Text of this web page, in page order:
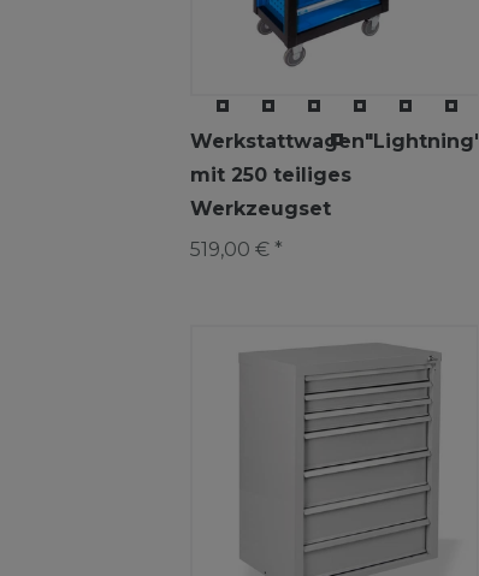
Werkstattwagen"Lightning"
mit 250 teiliges
Werkzeugset
519,00 € *